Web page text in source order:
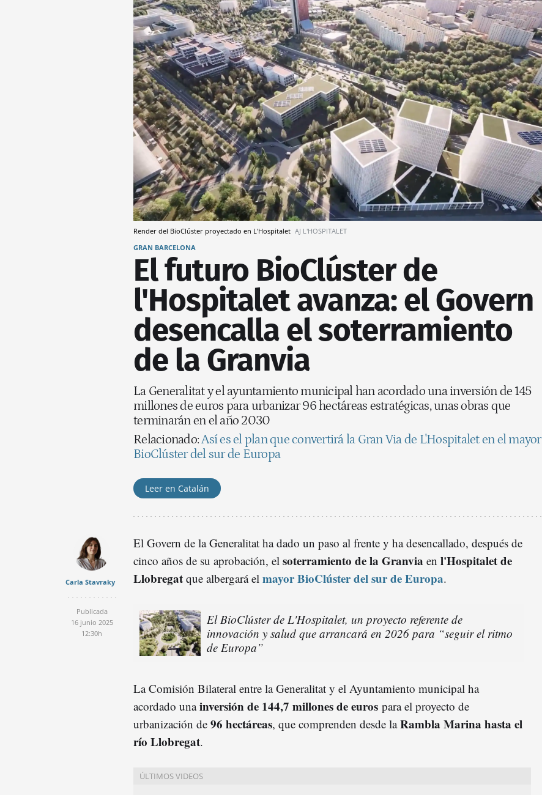
Render del BioClúster proyectado en L'Hospitalet AJ L'HOSPITALET
GRAN BARCELONA
El futuro BioClúster de
l'Hospitalet avanza: el Govern
desencalla el soterramiento
de la Granvia
La Generalitat y el ayuntamiento municipal han acordado una inversión de 145
millones de euros para urbanizar 96 hectáreas estratégicas, unas obras que
terminarán en el año 2030
Relacionado:Así es el plan que convertirá la Gran Via de L'Hospitalet en el mayor
BioClúster del sur de Europa
Leer en Catalán
Carla Stavraky
Publicada
16 junio 2025
12:30h
El Govern de la Generalitat ha dado un paso al frente y ha desencallado, después de
cinco años de su aprobación, el soterramiento de la Granvia en l'Hospitalet de
Llobregat que albergará el mayor BioClúster del sur de Europa.
El BioClúster de L'Hospitalet, un proyecto referente de
innovación y salud que arrancará en 2026 para “seguir el ritmo
de Europa”
La Comisión Bilateral entre la Generalitat y el Ayuntamiento municipal ha
acordado unainversión de 144,7 millones de euros para el proyecto de
urbanización de 96 hectáreas, que comprenden desde laRambla Marina hasta el
río Llobregat.